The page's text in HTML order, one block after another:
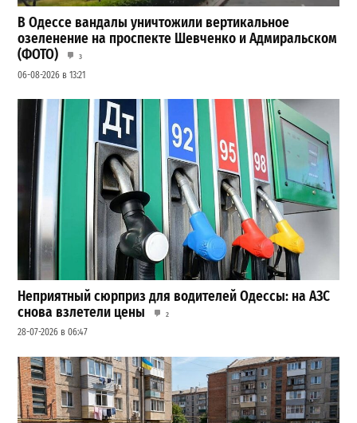
В Одессе вандалы уничтожили вертикальное
озеленение на проспекте Шевченко и Адмиральском
(ФОТО)
3
06-08-2026 в 13:21
Неприятный сюрприз для водителей Одессы: на АЗС
снова взлетели цены
2
28-07-2026 в 06:47